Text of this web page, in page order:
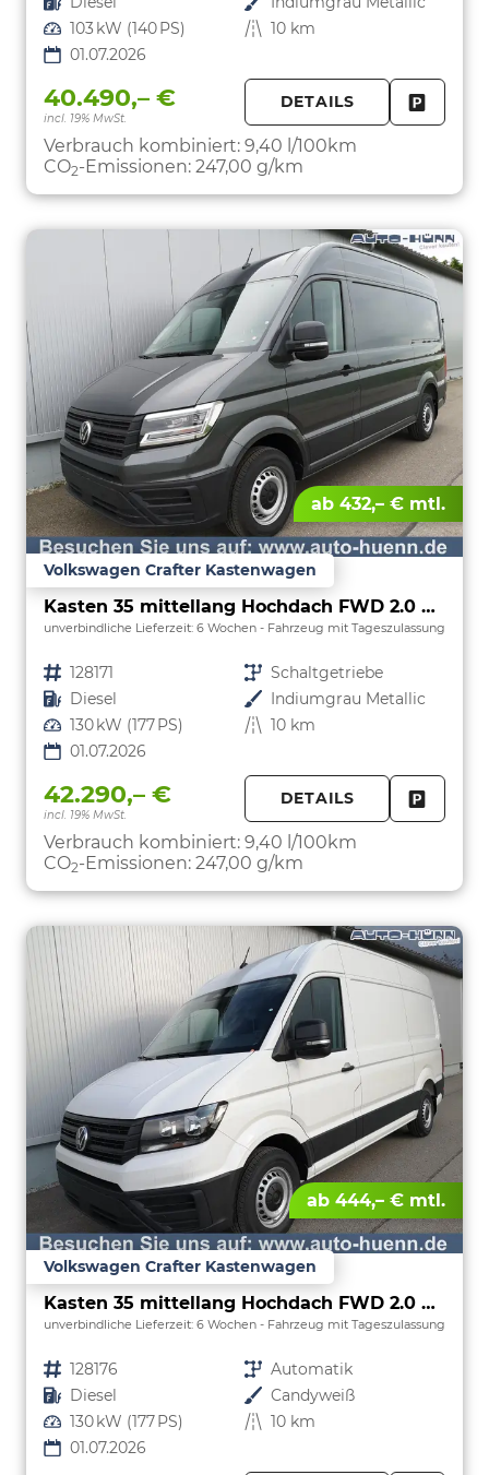
Leistung 103 kW (140 PS) Kilometerstand 10 km
01.07.2026
40.490,– €
incl. 19% MwSt.
DETAILS
Verbrauch kombiniert: 9,40 l/100km
CO2-Emissionen: 247,00 g/km
ab 432,– € mtl.
Volkswagen Crafter Kastenwagen
Kasten 35 mittellang Hochdach FWD 2.0 TDI L3H3 LED AHK Kamera 270 Grad App PDC GRA
unverbindliche Lieferzeit: 6 Wochen Fahrzeug mit Tageszulassung
Fahrzeugnr. 128171 Getriebe Schaltgetriebe
Kraftstoff Diesel Außenfarbe Indiumgrau Metallic
Leistung 130 kW (177 PS) Kilometerstand 10 km
01.07.2026
42.290,– €
incl. 19% MwSt.
DETAILS
Verbrauch kombiniert: 9,40 l/100km
CO2-Emissionen: 247,00 g/km
ab 444,– € mtl.
Volkswagen Crafter Kastenwagen
Kasten 35 mittellang Hochdach FWD 2.0 TDI L3H3 DSG LED AHK Kamera 270 Grad App PDC GRA
unverbindliche Lieferzeit: 6 Wochen Fahrzeug mit Tageszulassung
Fahrzeugnr. 128176 Getriebe Automatik
Kraftstoff Diesel Außenfarbe Candyweiß
Leistung 130 kW (177 PS) Kilometerstand 10 km
01.07.2026